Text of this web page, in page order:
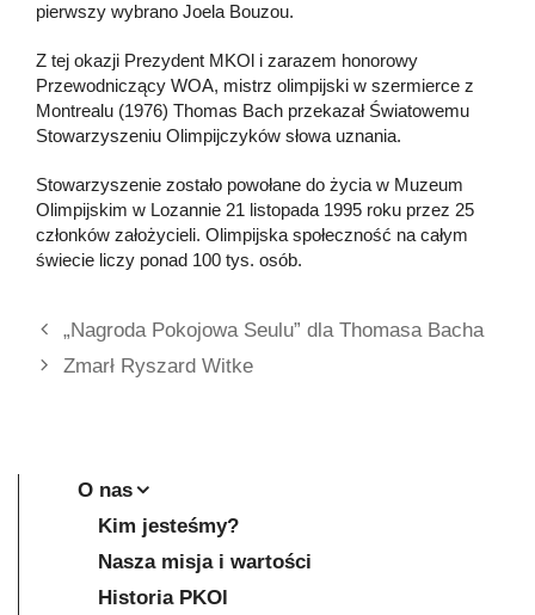
pierwszy wybrano Joela Bouzou.
Z tej okazji Prezydent MKOl i zarazem honorowy
Przewodniczący WOA, mistrz olimpijski w szermierce z
Montrealu (1976) Thomas Bach przekazał Światowemu
Stowarzyszeniu Olimpijczyków słowa uznania.
Stowarzyszenie zostało powołane do życia w Muzeum
Olimpijskim w Lozannie 21 listopada 1995 roku przez 25
członków założycieli. Olimpijska społeczność na całym
świecie liczy ponad 100 tys. osób.
„Nagroda Pokojowa Seulu” dla Thomasa Bacha
Zmarł Ryszard Witke
O nas
Kim jesteśmy?
Nasza misja i wartości
Historia PKOl